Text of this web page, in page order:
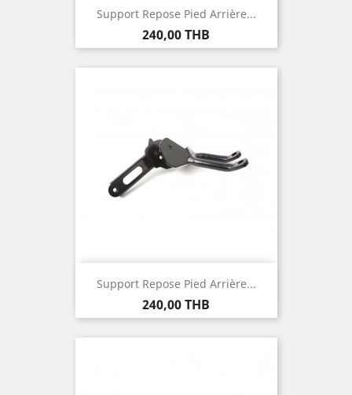
Support Repose Pied Arrière...
Prix
240,00 THB
Support Repose Pied Arrière...
Prix
240,00 THB